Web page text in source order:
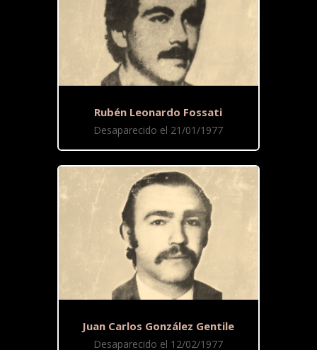
Rubén Leonardo Fossati
Desaparecido el 21/01/1977
Juan Carlos González Gentile
Desaparecido el 12/02/1977